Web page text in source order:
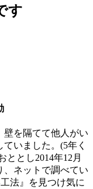
す
を隔てて他人がい
いました。(5年く
ととし2014年12月
、ネットで調べてい
法』を見つけ気に